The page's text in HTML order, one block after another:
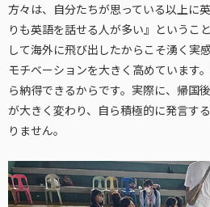
方々は、自分たちが思っている以上に
りも英語を話せる人が多い』というこ
して海外に飛び出したからこそ湧く実
モチベーションを大きく高めています
ら納得できるからです。実際に、帰国
が大きく変わり、自ら積極的に発言す
りません。